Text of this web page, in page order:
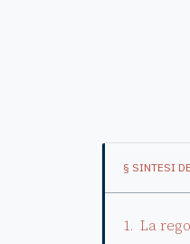
§ SINTESI
La